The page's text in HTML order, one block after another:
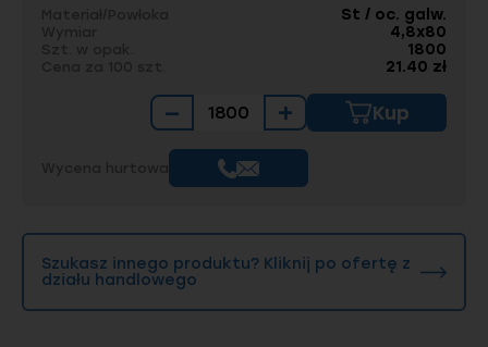
St / oc. galw.
4,8x80
1800
21.40 zł
− + Kup
Szukasz innego produktu? Kliknij po ofertę z
działu handlowego